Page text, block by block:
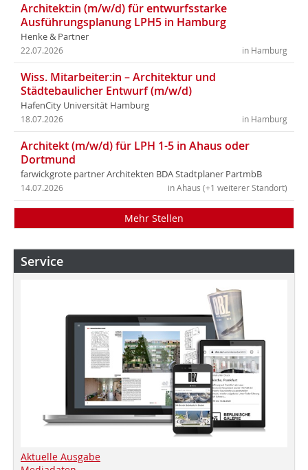
Architekt:in (m/w/d) für entwurfsstarke
Ausführungsplanung LPH5 in Hamburg
Henke & Partner
in Hamburg
22.07.2026
Wiss. Mitarbeiter:in – Architektur und
Städtebaulicher Entwurf (m/w/d)
HafenCity Universität Hamburg
in Hamburg
18.07.2026
Architekt (m/w/d) für LPH 1-5 in Ahaus oder
Dortmund
farwickgrote partner Architekten BDA Stadtplaner PartmbB
in Ahaus (+1 weiterer Standort)
14.07.2026
Mehr Stellen
Service
Aktuelle Ausgabe